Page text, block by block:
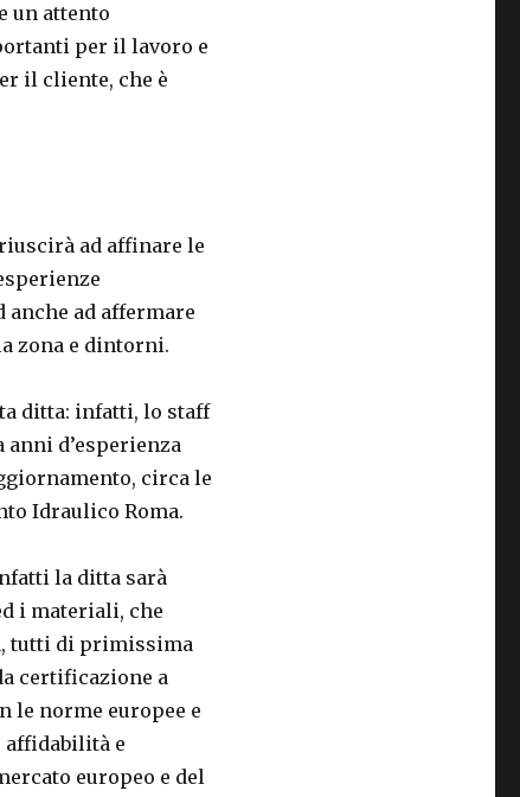
un attento
per il lavoro e
il cliente, che è
ad affinare le
ad affermare
zona e dintorni.
ditta: infatti, lo staff
d’esperienza
circa le
Idraulico Roma.
la ditta sarà
i materiali, che
tutti di primissima
certificazione a
le norme europee e
e
europeo e del